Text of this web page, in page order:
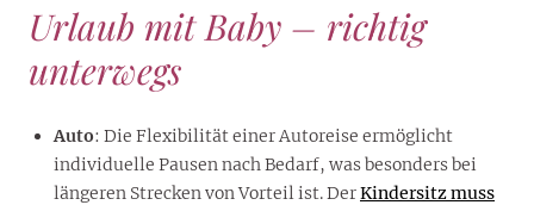
Urlaub mit Baby – richtig
unterwegs
Auto: Die Flexibilität einer Autoreise ermöglicht
individuelle Pausen nach Bedarf, was besonders bei
längeren Strecken von Vorteil ist. DerKindersitz muss